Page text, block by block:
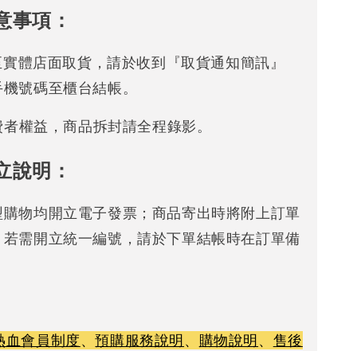
事項：
體店面取貨，請於收到『取貨通知簡訊』
號碼至櫃台結帳。
權益，商品拆封請全程錄影。
說明：
物均開立電子發票；商品寄出時將附上訂單
需開立統一編號，請於下單結帳時在訂單備
血會員制度、預購服務說明、 購物說明、 售後